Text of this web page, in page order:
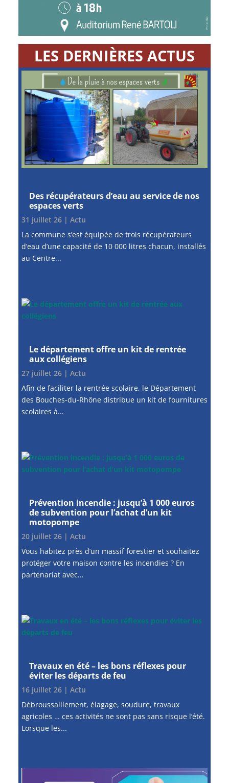
LES DERNIÈRES ACTUS
Des récupérateurs d’eau au service de nos
espaces verts
31 juillet 26| Actu
La commune s’est équipée de trois récupérateurs
d’eau d’une capacité de 10 000 litres chacun, installés
au Centre...
Le département offre un kit de rentrée
aux collégiens
27 juillet 26| Actu
Afin de faciliter la rentrée scolaire, le Département
des Bouches-du-Rhône distribue un kit de fournitures
scolaires à...
Prévention incendie : jusqu’à 1 000 euros
de subvention pour l’achat d’un kit
motopompe
20 juillet 26| Actu
Vous habitez près d’un massif forestier et souhaitez
protéger votre maison contre les incendies ? En
partenariat avec...
Travaux en été – les bons réflexes pour
éviter les départs de feu
16 juillet 26| Actu
Débroussaillement, élagage, soudure, travaux
agricoles … ces activités ne sont pas sans risque l’été.
Lorsque les...